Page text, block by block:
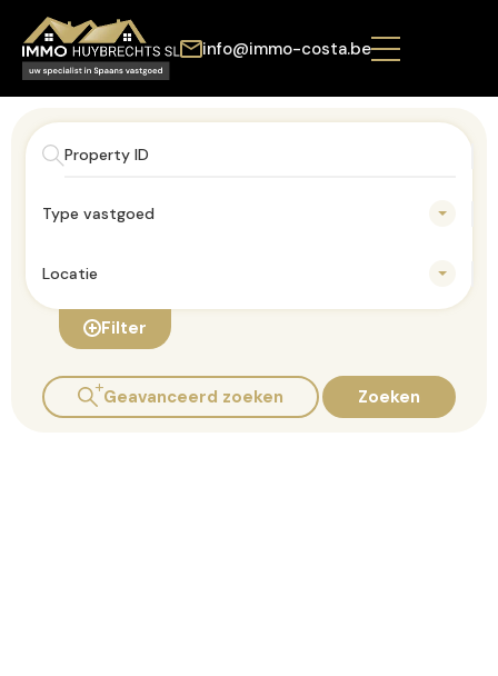
info@immo-costa.be
Type vastgoed
Locatie
Filter
Geavanceerd zoeken Zoeken